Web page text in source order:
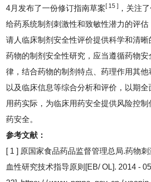
4月发布了一份修订指南草案 [ 15 ] ，关注
给药系统制剂刺激性和致敏性潜力的评估
请人临床制剂安全性评价提供科学和清晰
药物的制剂安全性研究，应当遵循药物
律，结合药物的制剂特点、药理作用其他
以及临床信息等综合分析和评价，以期
用药实际，为临床用药安全提供风险控制
药安全。
参考文献 ：
[ 1 ] 原国家食品药品监督管理总局.药物
血性研究技术指导原则[EB/ OL]. 2014 -